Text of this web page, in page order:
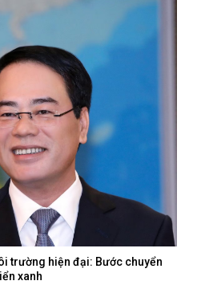
trường hiện đại: Bước chuyển
xanh